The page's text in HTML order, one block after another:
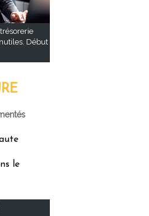
Début
le